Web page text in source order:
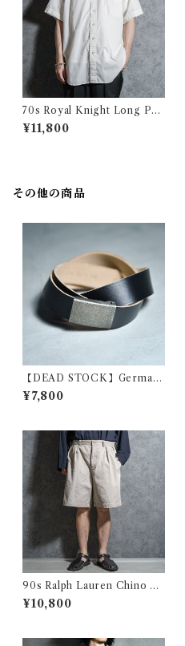
70s Royal Knight Long Poi
nt Collar Shirts ロイヤルナ
イト ロングポイント 半袖 シャ
¥11,800
その他の商品
【DEAD STOCK】German
Army Leather Belt Black ド
イツ軍 レザー ベルト ブラック
¥7,800
90s Ralph Lauren Chino T
YLER SHORT Pants ラルフ
ローレン チノ ショートパンツ
¥10,800